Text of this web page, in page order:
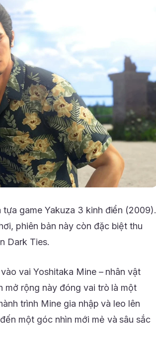
game Yakuza 3 kinh điển (2009).
phiên bản này còn đặc biệt thu
Dark Ties.
vai Yoshitaka Mine – nhân vật
mở rộng này đóng vai trò là một
trình Mine gia nhập và leo lên
một góc nhìn mới mẻ và sâu sắc